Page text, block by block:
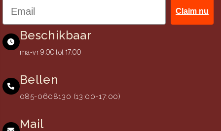
Claim nu
Beschikbaar
ma-vr 9:00 tot 17:00
Bellen
085-0608130 (13:00-17:00)
Mail